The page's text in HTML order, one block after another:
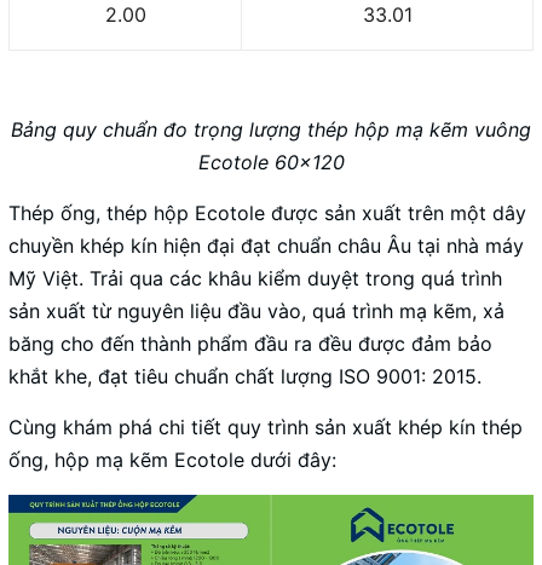
2.00 33.01
Bảng quy chuẩn đo trọng lượng thép hộp mạ kẽm vuông
Ecotole 60x120
Thép ống, thép hộp Ecotole được sản xuất trên một dây
chuyền khép kín hiện đại đạt chuẩn châu Âu tại nhà máy
Mỹ Việt. Trải qua các khâu kiểm duyệt trong quá trình
sản xuất từ nguyên liệu đầu vào, quá trình mạ kẽm, xả
băng cho đến thành phẩm đầu ra đều được đảm bảo
khắt khe, đạt tiêu chuẩn chất lượng ISO 9001: 2015.
Cùng khám phá chi tiết quy trình sản xuất khép kín thép
ống, hộp mạ kẽm Ecotole dưới đây: